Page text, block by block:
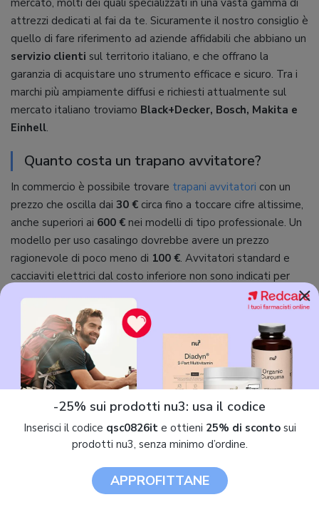
mercato, molti dei quali specializzati in una vasta gamma di
attrezzi dedicati al fai da te. Sicuramente il nostro consiglio è
quello di fare riferimento ad aziende affidabili che abbiano un
servizio clienti sul territorio italiano, e che offrano la
garanzia di acquistare uno strumento efficace e sicuro. Tra i
marchi più ampiamente diffusi e richiesti attualmente sul
mercato italiano troviamo Black+Decker, Bosch, Makita e
Einhell.
Quanto costa un trapano avvitatore?
In commercio è possibile trovare trapani avvitatori con un
prezzo che oscilla dai 30 € circa fino a toccare cifre altissime,
anche superiori ai 600 € nei modelli di tipo professionale. Un
modello per uso casalingo dovrebbe avere un prezzo
ragionevole di poco meno di 100 €. Avvitatori standard e
cacciaviti elettrici dal costo inferiore non sono indicati per
Quali sono i migliori trapani avvitatori del
2026?
MIGLIORE
9 / 10
Milwaukee M18 ONEFHIWF34-502X
×
-25% sui prodotti nu3: usa il codice
Inserisci il codice qsc0826ite ottieni 25% di scontosui
prodotti nu3, senza minimo d’ordine.
APPROFITTANE